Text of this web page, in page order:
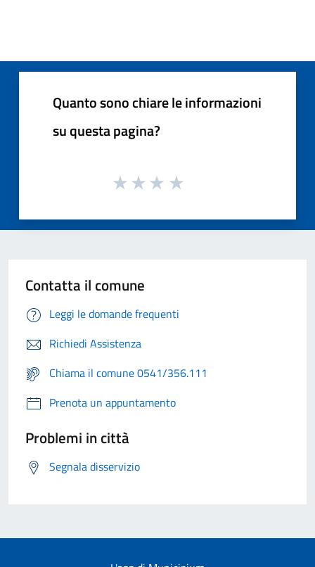
Quanto sono chiare le informazioni
su questa pagina?
Contatta il comune
Leggi le domande frequenti
Richiedi Assistenza
Chiama il comune 0541/356.111
Prenota un appuntamento
Problemi in città
Segnala disservizio